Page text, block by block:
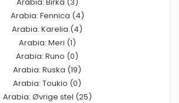
Arabia: Fennica (4)
Arabia: Karelia (4)
Arabia: Meri (1)
Arabia: Runo (0)
Arabia: Ruska (19)
Arabia: Toukio (0)
Arabia: Øvrige stel (25)